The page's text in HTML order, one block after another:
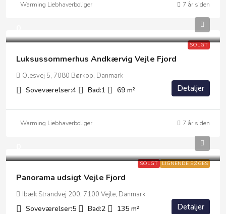
Warming Liebhaverboliger 7 år siden
SOLGT
Luksussommerhus Andkærvig Vejle Fjord
Olesvej 5, 7080 Børkop, Danmark
Soveværelser:4 Bad:1 69 m² Detaljer
Warming Liebhaverboliger 7 år siden
SOLGT LIGNENDE SØGES
Panorama udsigt Vejle Fjord
Ibæk Strandvej 200, 7100 Vejle, Danmark
Soveværelser:5 Bad:2 135 m² Detaljer